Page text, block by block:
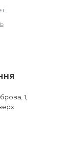
1,